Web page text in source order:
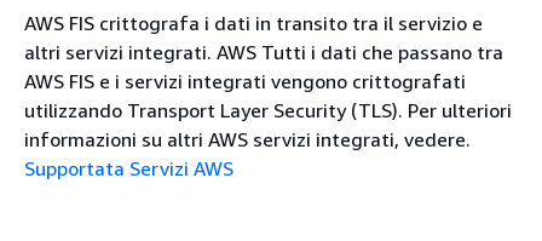
AWS FIS crittografa i dati in transito tra il servizio e
altri servizi integrati. AWS Tutti i dati che passano tra
AWS FIS e i servizi integrati vengono crittografati
utilizzando Transport Layer Security (TLS). Per ulteriori
informazioni su altri AWS servizi integrati, vedere.
Supportata Servizi AWS